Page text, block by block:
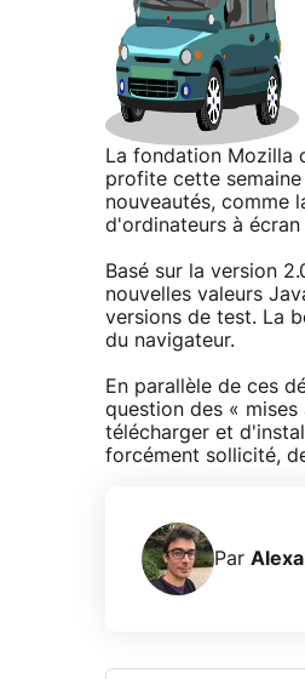
La fondation Mozilla
profite cette
nouveautés, comme
d'ordinateurs à
Basé sur la version
nouvelles valeurs
versions de test. La
du navigateur.
En parallèle de ces
question des «
télécharger et
forcément sollicité,
Par